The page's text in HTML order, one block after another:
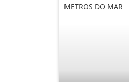
METROS DO MAR